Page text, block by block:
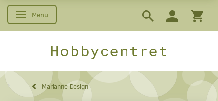
Skifte navigation
Menu
Hobbycentret
Marianne Design